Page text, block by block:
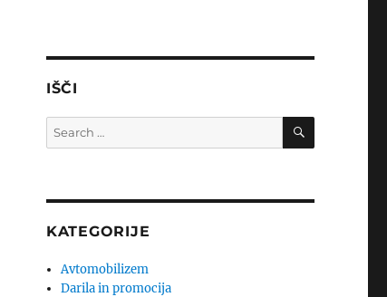
IŠČI
Search
for:
SEARCH
KATEGORIJE
Avtomobilizem
Darila in promocija